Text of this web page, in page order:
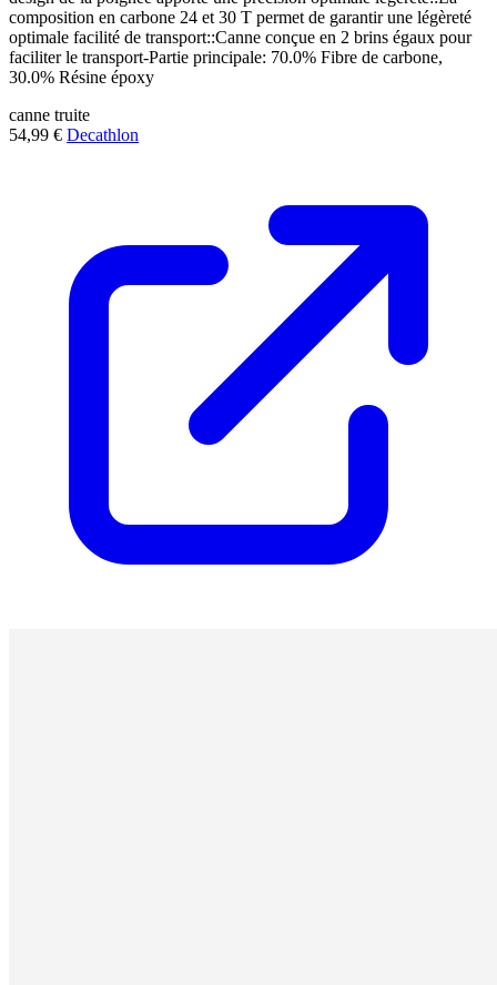
composition en carbone 24 et 30 T permet de garantir une légèreté
optimale facilité de transport::Canne conçue en 2 brins égaux pour
faciliter le transport-Partie principale: 70.0% Fibre de carbone,
30.0% Résine époxy
canne truite
54,99 € Decathlon